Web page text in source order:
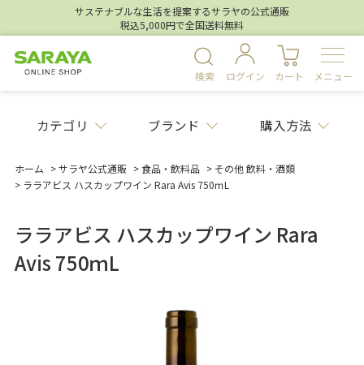
サステナブルな生活を提案するサラヤの公式通販
税込5,000円で全国送料無料
検索 ログイン カート メニュー
カテゴリ ブランド 購入方法
ホーム >サラヤ公式通販 >食品・飲料品 > その他 飲料・酒類
> ララアビス ハスカップワイン Rara Avis 750ｍL
ララアビス ハスカップワイン Rara
Avis 750ｍL